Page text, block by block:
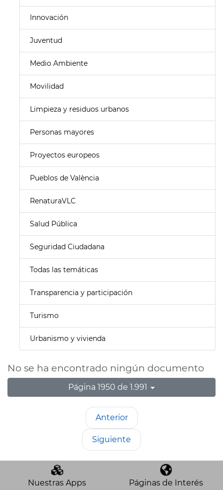
Innovación
Juventud
Medio Ambiente
Movilidad
Limpieza y residuos urbanos
Personas mayores
Proyectos europeos
Pueblos de València
RenaturaVLC
Salud Pública
Seguridad Ciudadana
Todas las temáticas
Transparencia y participación
Turismo
Urbanismo y vivienda
No se ha encontrado ningún documento
Página 1950 de 1.991
Anterior
Siguiente
Nuestras Apps Páginas de Interés